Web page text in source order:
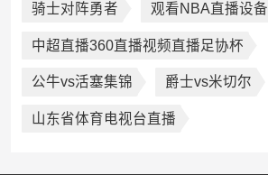
骑士对阵勇者 观看NBA直播设备
中超直播360直播视频直播足协杯
公牛vs活塞集锦 爵士vs米切尔
山东省体育电视台直播